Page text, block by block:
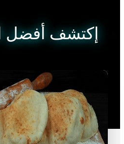
إكتشف أفضل
Enter your text here...